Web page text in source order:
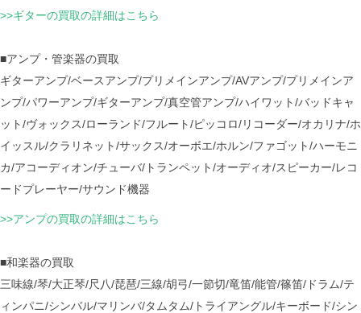
>>ギターの買取の詳細はこちら
■アンプ・管楽器の買取
ギターアンプ/ベースアンプ/プリメインアンプ/AVアンプ/プリメインア
ンプ/パワーアンプ/ギターアンプ/真空管アンプ/ハイワット/バッドキャ
ット/ヴォックス/ローランド/フルート/ピッコロ/リコーダー/オカリナ/ホ
イッスル/クラリネット/サックス/オーボエ/ホルン/ファゴット/ハーモニ
カ/アコーディオン/チューバ/トランペット/オーディオ/スピーカー/レコ
ードプレーヤー/サウンド機器
>>アンプの買取の詳細はこちら
■和楽器の買取
三味線/琴/大正琴/尺八/琵琶/三線/胡弓/一節切/竜笛/能管/篠笛/ドラム/テ
ィンパニ/シンバル/マリンバ/タムタム/トライアングル/キーボード/シン